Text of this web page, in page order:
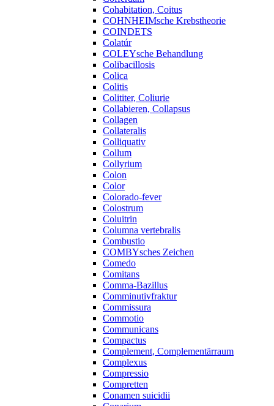
Cohabitation, Coitus
COHNHEIMsche Krebstheorie
COINDETS
Colatúr
COLEYsche Behandlung
Colibacillosis
Colica
Colitis
Colititer, Coliurie
Collabieren, Collapsus
Collagen
Collateralis
Colliquativ
Collum
Collyrium
Colon
Color
Colorado-fever
Colostrum
Coluitrin
Columna vertebralis
Combustio
COMBYsches Zeichen
Comedo
Comitans
Comma-Bazillus
Comminutivfraktur
Commissura
Commotio
Communicans
Compactus
Complement, Complementärraum
Complexus
Compressio
Compretten
Conamen suicidii